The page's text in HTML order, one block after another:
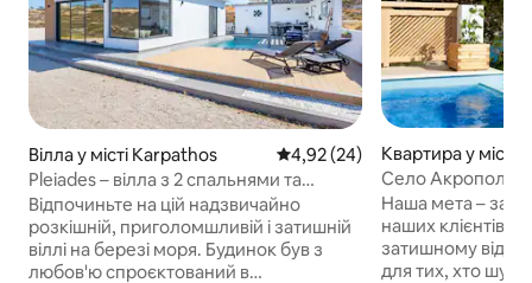
Вілла у місті Karpathos Середня оцінка: 4,92 з 5,
4,92 (24)
Pleiades – вілла з 2 спальнями та
басейном над морем
Відпочиньте на цій надзвичайно
розкішній, приголомшливій і затишній
віллі на березі моря. Будинок був з
любов'ю спроєктований в
Квартира у місті
Село Акрополіс
Наша мета –
наших клієнтів у
затишному відпочинку.
для тих, хто